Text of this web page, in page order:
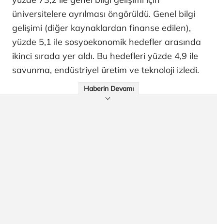
üniversitelere ayrılması öngörüldü. Genel bilgi
gelişimi (diğer kaynaklardan finanse edilen),
yüzde 5,1 ile sosyoekonomik hedefler arasında
ikinci sırada yer aldı. Bu hedefleri yüzde 4,9 ile
savunma, endüstriyel üretim ve teknoloji izledi.
Haberin Devamı